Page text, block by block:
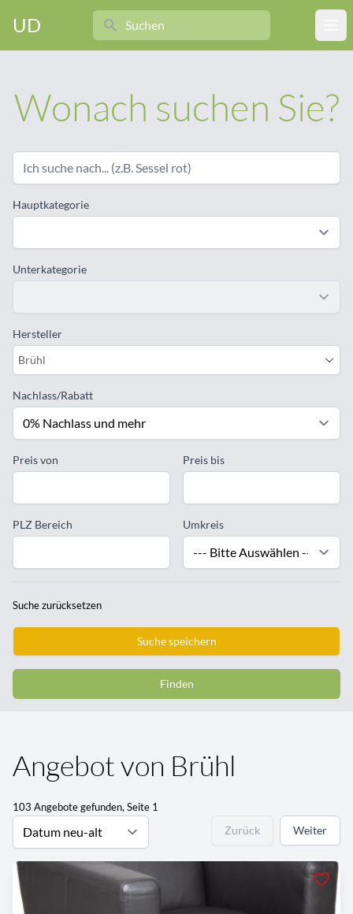
UD
Search
Wonach suchen Sie?
Hauptkategorie
Unterkategorie
Hersteller
Brühl
Nachlass/Rabatt
Preis von Preis bis
PLZ Bereich Umkreis
Suche zurücksetzen
Suche speichern
Finden
Angebot von Brühl
103 Angebote gefunden, Seite 1
Zurück Weiter